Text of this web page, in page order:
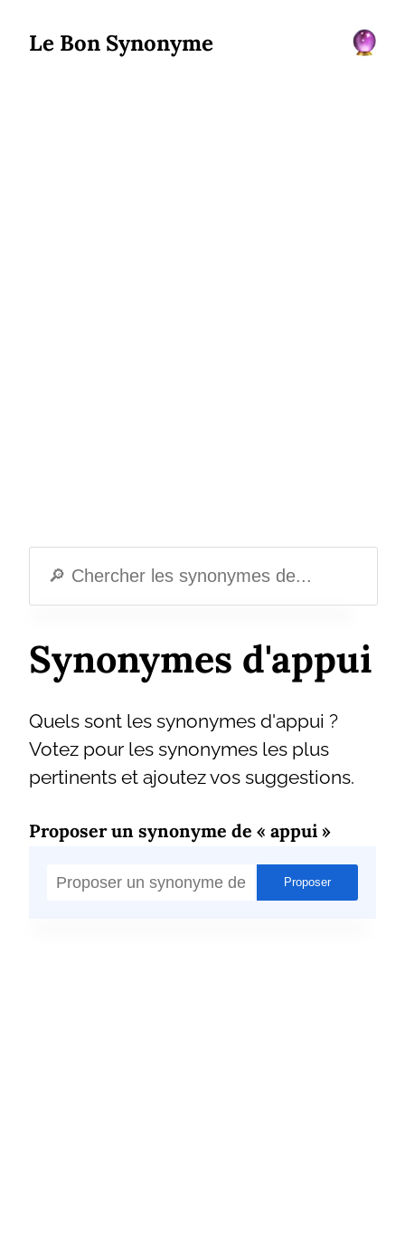
Le Bon Synonyme
Synonymes d'appui
Quels sont les synonymes d'appui ?
Votez pour les synonymes les plus
pertinents et ajoutez vos suggestions.
Proposer un synonyme de « appui »